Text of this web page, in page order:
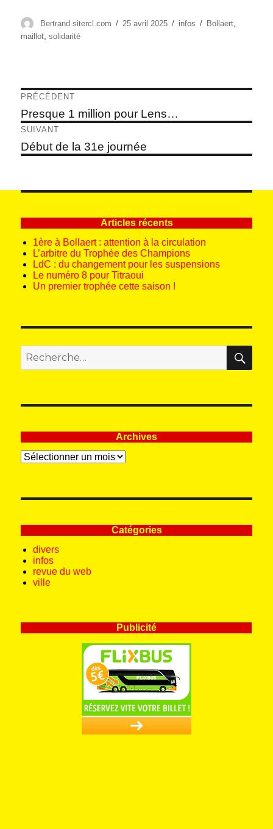
Auteur
Bertrand sitercl.com
Publié
25 avril 2025 Catégories
infos Étiquettes
Bollaert
maillot,solidarité
Navigation
de
l’article
PRÉCÉDENT
Article
précédent :
Presque 1 million pour Lens…
SUIVANT
Article
suivant :
Début de la 31e journée
Articles récents
1ère à Bollaert : attention à la circulation
L’arbitre du Trophée des Champions
LdC : du changement pour les suspensions
Le numéro 8 pour Titraoui
Un premier trophée cette saison !
pour
:
Archives
Archives
Catégories
divers
infos
revue du web
ville